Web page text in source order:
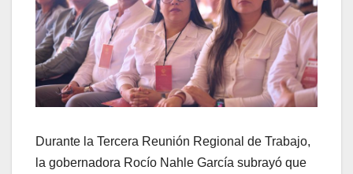
Durante la Tercera Reunión Regional de Trabajo,
la gobernadora Rocío Nahle García subrayó que